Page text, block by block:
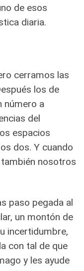
de esos
diaria.
cerramos las
los de
número a
del
espacios
dos. Y cuando
nosotros
paso pegada al
un montón de
incertidumbre,
con tal de que
y les ayude